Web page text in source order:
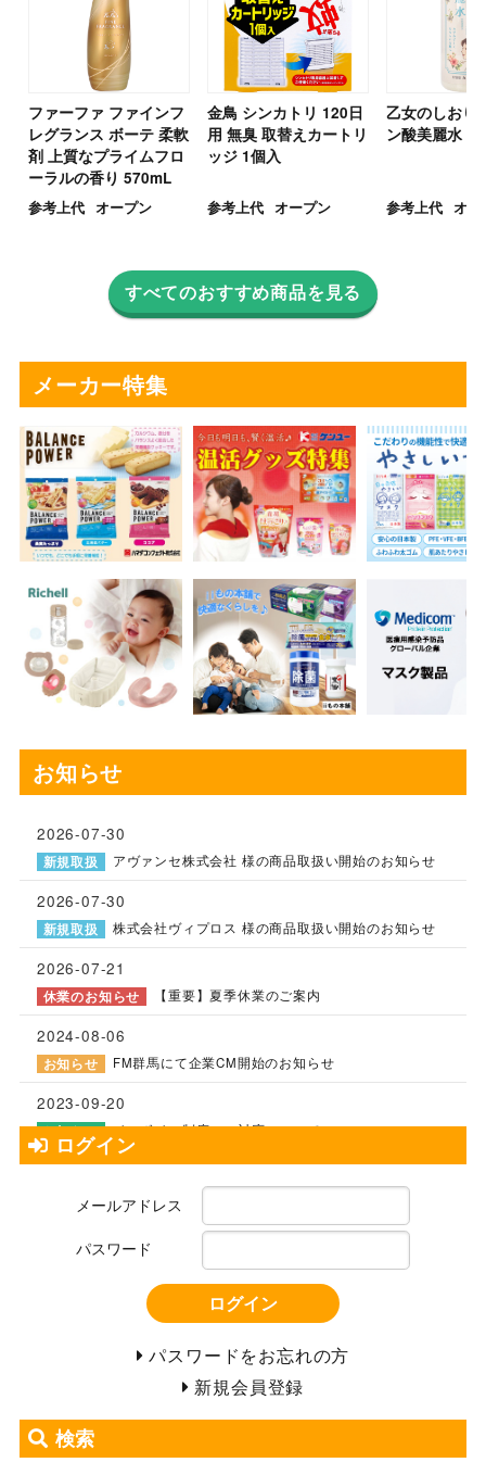
ファーファ ファインフ
レグランス ボーテ 柔軟
剤 上質なプライムフロ
ーラルの香り 570mL
参考上代 オープン
金鳥 シンカトリ 120日
用 無臭 取替えカートリ
ッジ 1個入
参考上代 オープン
乙女のしおり
ン酸美麗水
参考上代 オー
すべてのおすすめ商品を見る
メーカー特集
お知らせ
2026-07-30
新規取扱 アヴァンセ株式会社 様の商品取扱い開始のお知らせ
2026-07-30
新規取扱 株式会社ヴィプロス 様の商品取扱い開始のお知らせ
2026-07-21
休業のお知らせ 【重要】夏季休業のご案内
2024-08-06
お知らせ FM群馬にて企業CM開始のお知らせ
2023-09-20
お知らせ インボイス制度への対応について
2023-07-05
重要なお知らせ 【重要】送料価格改定のお知らせ
お電話によるお問い合わせ対応休止のお知らせ
ログイン
メールアドレス
パスワード
ログイン
パスワードをお忘れの方
新規会員登録
検索